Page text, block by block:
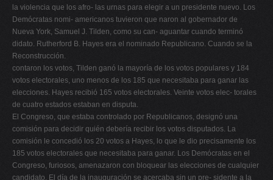
la violencia que los afro- las urnas para elegir a un presidente nuevo. Los
Demócratas nomi- americanos tuvieron que naron al gobernador de
Nueva York, Samuel J. Tilden, como su can- aguantar cuando terminó
didato. Rutherford B. Hayes era el nominado Republicano. Cuando se la
Reconstrucción.
contaron los votos, Tilden ganó la mayoría de los votos populares y 184
votos electorales, uno menos de los 185 que necesitaba para ganar las
elecciones. Hayes recibió 165 votos electorales. Veinte votos elec- torales
de cuatro estados estaban en disputa.
El Congreso, que estaba controlado por Republicanos, designó una
comisión para decidir quién debería recibir los votos disputados. La
comisión le concedió los 20 votos a Hayes, lo que le dio precisamente los
185 votos electorales que necesitaba para ganar. Los Demócratas en el
Congreso, furiosos, amenazaron con bloquear las elecciones de cualquier
candidato. El día de la inauguración se acercaba sin un pre- sidente a la